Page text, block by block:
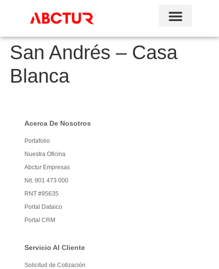
San Andrés – Casa
Blanca
Acerca De Nosotros
Portafolio
Nuestra Oficina
Abctur Empresas
Nit. 901 473 000
RNT #95635
Portal Dataico
Portal CRM
Servicio Al Cliente
Solicitud de Cotización